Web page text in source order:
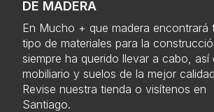
DE MADERA
En Mucho + que madera encontrará
tipo de materiales para la
siempre ha querido llevar a cabo, así
mobiliario y suelos de la mejor
Revise nuestra tienda o visítenos en
Santiago.